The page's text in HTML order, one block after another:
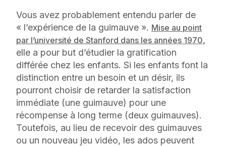
Vous avez probablement entendu parler de
« l’expérience de la guimauve ». Mise au point
par l’université de Stanford dans les années 1970,
elle a pour but d’étudier la gratification
différée chez les enfants. Si les enfants font la
distinction entre un besoin et un désir, ils
pourront choisir de retarder la satisfaction
immédiate (une guimauve) pour une
récompense à long terme (deux guimauves).
Toutefois, au lieu de recevoir des guimauves
ou un nouveau jeu vidéo, les ados peuvent